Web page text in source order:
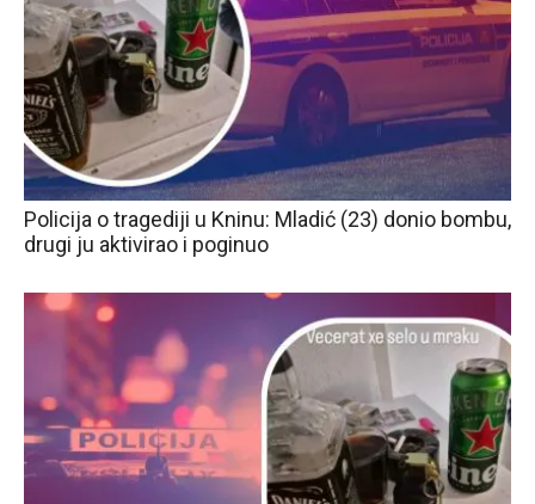
Policija o tragediji u Kninu: Mladić (23) donio bombu,
drugi ju aktivirao i poginuo